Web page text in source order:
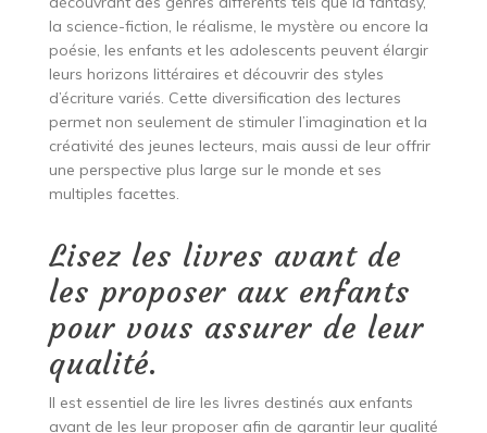
la science-fiction, le réalisme, le mystère ou encore la
poésie, les enfants et les adolescents peuvent élargir
leurs horizons littéraires et découvrir des styles
d’écriture variés. Cette diversification des lectures
permet non seulement de stimuler l’imagination et la
créativité des jeunes lecteurs, mais aussi de leur offrir
une perspective plus large sur le monde et ses
multiples facettes.
Lisez les livres avant de
les proposer aux enfants
pour vous assurer de leur
qualité.
Il est essentiel de lire les livres destinés aux enfants
avant de les leur proposer afin de garantir leur qualité